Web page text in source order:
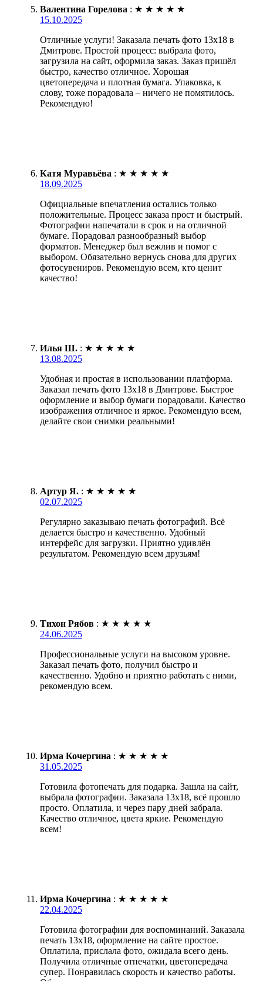
Валентина Горелова : ★ ★ ★ ★ ★
15.10.2025
Отличные услуги! Заказала печать фото 13х18 в
Дмитрове. Простой процесс: выбрала фото,
загрузила на сайт, оформила заказ. Заказ пришёл
быстро, качество отличное. Хорошая
цветопередача и плотная бумага. Упаковка, к
слову, тоже порадовала – ничего не помятилось.
Рекомендую!
Катя Муравьёва : ★ ★ ★ ★ ★
18.09.2025
Официальные впечатления остались только
положительные. Процесс заказа прост и быстрый.
Фотографии напечатали в срок и на отличной
бумаге. Порадовал разнообразный выбор
форматов. Менеджер был вежлив и помог с
выбором. Обязательно вернусь снова для других
фотосувениров. Рекомендую всем, кто ценит
качество!
Илья Ш. : ★ ★ ★ ★ ★
13.08.2025
Удобная и простая в использовании платформа.
Заказал печать фото 13х18 в Дмитрове. Быстрое
оформление и выбор бумаги порадовали. Качество
изображения отличное и яркое. Рекомендую всем,
делайте свои снимки реальными!
Артур Я. : ★ ★ ★ ★ ★
02.07.2025
Регулярно заказываю печать фотографий. Всё
делается быстро и качественно. Удобный
интерфейс для загрузки. Приятно удивлён
результатом. Рекомендую всем друзьям!
Тихон Рябов : ★ ★ ★ ★ ★
24.06.2025
Профессиональные услуги на высоком уровне.
Заказал печать фото, получил быстро и
качественно. Удобно и приятно работать с ними,
рекомендую всем.
Ирма Кочергина : ★ ★ ★ ★ ★
31.05.2025
Готовила фотопечать для подарка. Зашла на сайт,
выбрала фотографии. Заказала 13х18, всё прошло
просто. Оплатила, и через пару дней забрала.
Качество отличное, цвета яркие. Рекомендую
всем!
Ирма Кочергина : ★ ★ ★ ★ ★
22.04.2025
Готовила фотографии для воспоминаний. Заказала
печать 13х18, оформление на сайте простое.
Оплатила, прислала фото, ожидала всего день.
Получила отличные отпечатки, цветопередача
супер. Понравилась скорость и качество работы.